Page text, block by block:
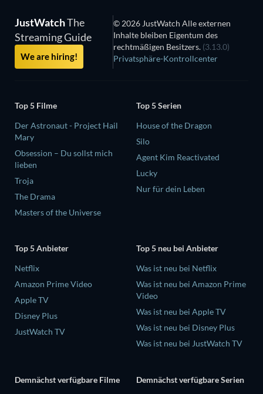
JustWatchThe
Streaming Guide
We are hiring!
© 2026 JustWatch Alle externen
Inhalte bleiben Eigentum des
rechtmäßigen Besitzers. (3.13.0)
Privatsphäre-Kontrollcenter
Top 5 Filme
Der Astronaut - Project Hail
Mary
Obsession – Du sollst mich
lieben
Troja
The Drama
Masters of the Universe
Top 5 Serien
House of the Dragon
Silo
Agent Kim Reactivated
Lucky
Nur für dein Leben
Top 5 Anbieter
Netflix
Amazon Prime Video
Apple TV
Disney Plus
JustWatch TV
Top 5 neu bei Anbieter
Was ist neu bei Netflix
Was ist neu bei Amazon Prime
Video
Was ist neu bei Apple TV
Was ist neu bei Disney Plus
Was ist neu bei JustWatch TV
Demnächst verfügbare Filme Demnächst verfügbare Serien